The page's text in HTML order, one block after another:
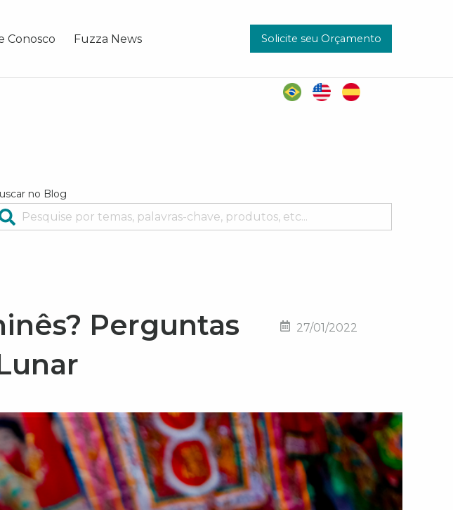
Conosco Fuzza News Solicite seu Orçamento
no Blog
Perguntas
27/01/2022